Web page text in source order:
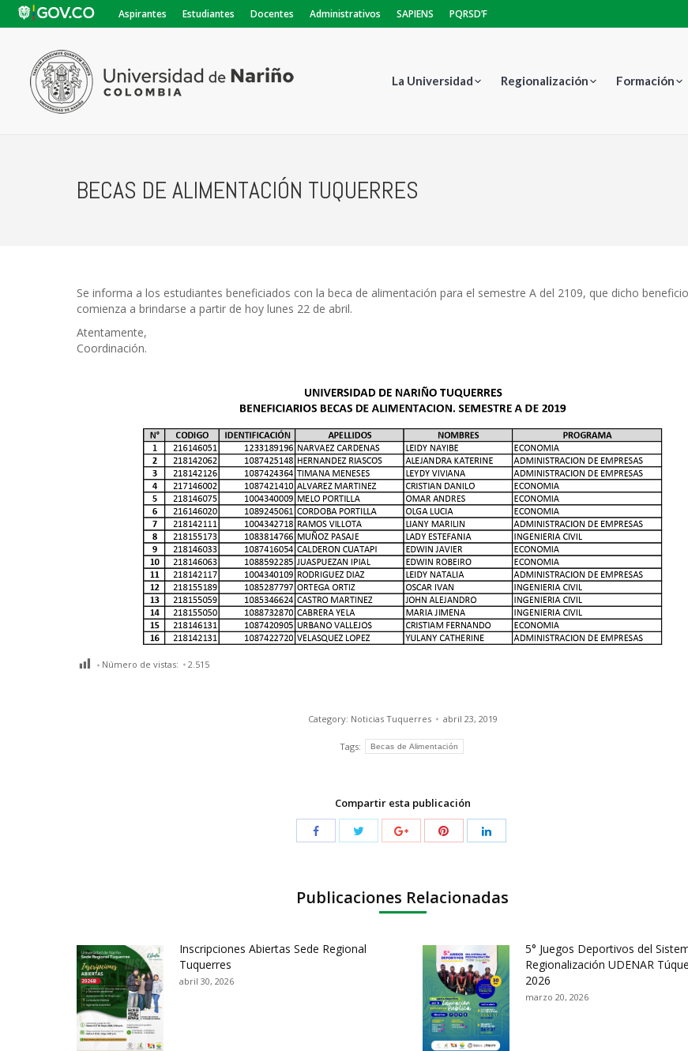
Aspirantes Estudiantes Docentes Administrativos SAPIENS PQRSD’F
La Universidad Regionalización Formación
BECAS DE ALIMENTACIÓN TUQUERRES
Se informa a los estudiantes beneficiados con la beca de alimentación para el semestre A del 2109, que dicho beneficio
comienza a brindarse a partir de hoy lunes 22 de abril.
Atentamente,
Coordinación.
Número de vistas: 2.515
Category: Noticias Tuquerres abril 23, 2019
Tags: Becas de Alimentación
Compartir esta publicación
Publicaciones Relacionadas
Inscripciones Abiertas Sede Regional
Tuquerres
abril 30, 2026
5° Juegos Deportivos del
Regionalización UDENAR
2026
marzo 20, 2026